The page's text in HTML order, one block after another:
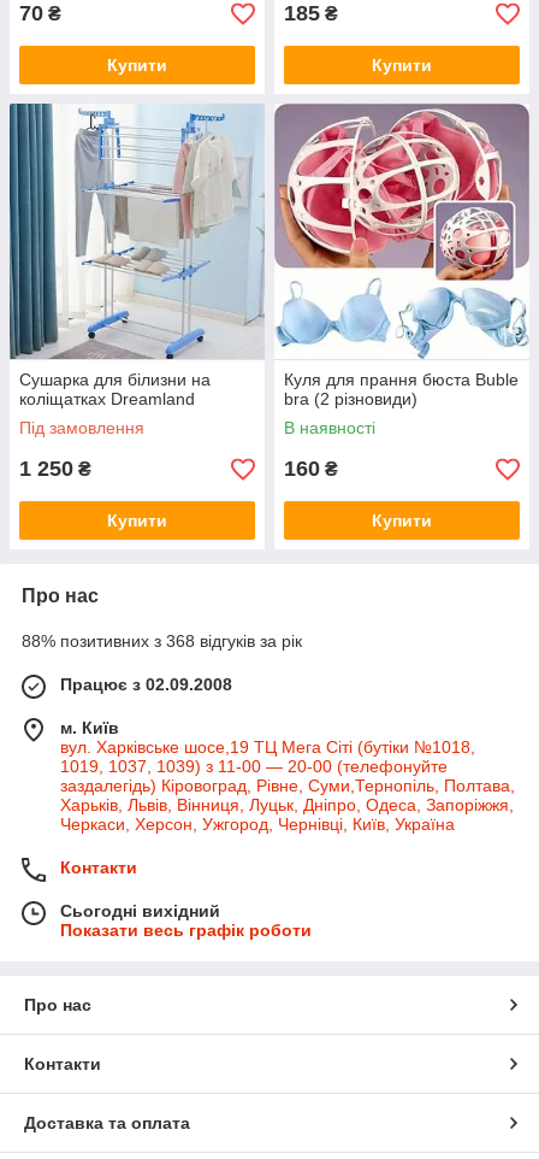
70 ₴
Купити
185 ₴
Купити
Сушарка для білизни на
коліщатках Dreamland
Під замовлення
1 250 ₴
Купити
Куля для прання бюста Buble
bra (2 різновиди)
В наявності
160 ₴
Купити
Про нас
88% позитивних з 368 відгуків за рік
Працює з 02.09.2008
м. Київ
вул. Харківське шосе,19 ТЦ Мега Сіті (бутіки №1018,
1019, 1037, 1039) з 11-00 — 20-00 (телефонуйте
заздалегідь) Кіровоград, Рівне, Суми,Тернопіль, Полтава,
Харьків, Львів, Вінниця, Луцьк, Дніпро, Одеса, Запоріжжя,
Черкаси, Херсон, Ужгород, Чернівці, Київ, Україна
Контакти
Сьогодні вихідний
Показати весь графік роботи
Про нас
Контакти
Доставка та оплата